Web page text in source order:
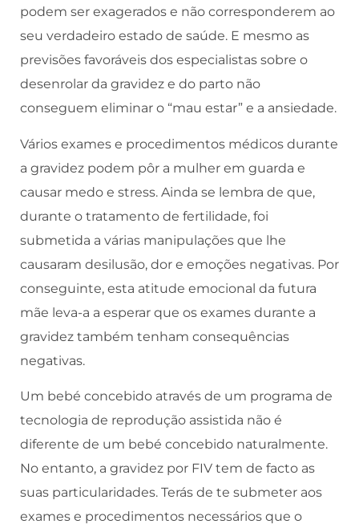
podem ser exagerados e não corresponderem ao
seu verdadeiro estado de saúde. E mesmo as
previsões favoráveis dos especialistas sobre o
desenrolar da gravidez e do parto não
conseguem eliminar o “mau estar” e a ansiedade.
Vários exames e procedimentos médicos durante
a gravidez podem pôr a mulher em guarda e
causar medo e stress. Ainda se lembra de que,
durante o tratamento de fertilidade, foi
submetida a várias manipulações que lhe
causaram desilusão, dor e emoções negativas. Por
conseguinte, esta atitude emocional da futura
mãe leva-a a esperar que os exames durante a
gravidez também tenham consequências
negativas.
Um bebé concebido através de um programa de
tecnologia de reprodução assistida não é
diferente de um bebé concebido naturalmente.
No entanto, a gravidez por FIV tem de facto as
suas particularidades. Terás de te submeter aos
exames e procedimentos necessários que o